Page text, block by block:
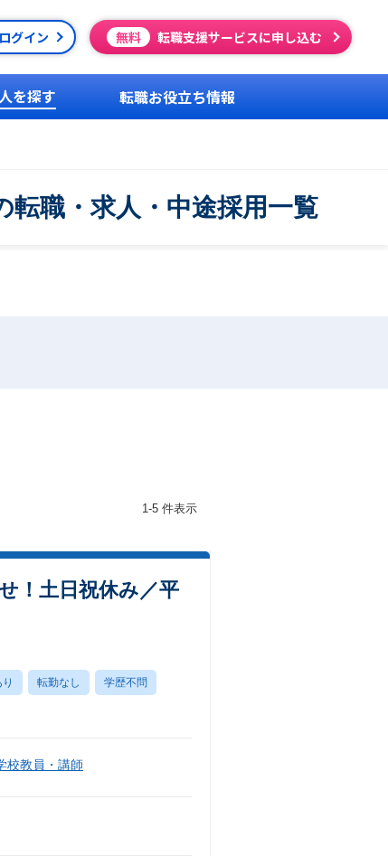
グイン 無料 転職支援サービスに申し込む
を探す 転職お役立ち情報
職・求人・中途採用一覧
1-5 件表示
！土日祝休み／平
転勤なし 学歴不問
校教員・講師